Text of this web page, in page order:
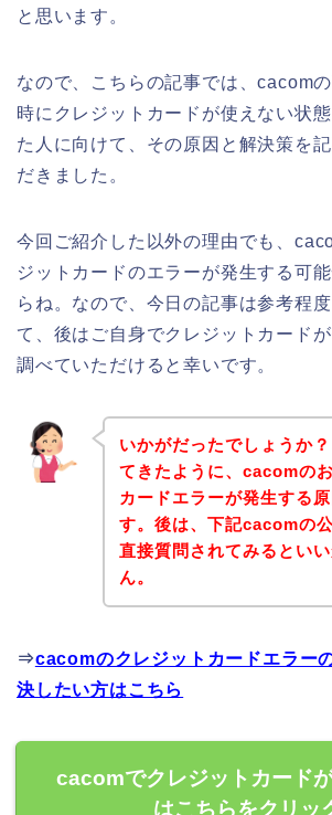
と思います。
なので、こちらの記事では、cacom
時にクレジットカードが使えない状
た人に向けて、その原因と解決策を
だきました。
今回ご紹介した以外の理由でも、
ジットカードのエラーが発生する可
らね。なので、今日の記事は参考程
て、後はご自身でクレジットカード
調べていただけると幸いです。
いかがだったでしょうか
てきたように、cacomの
カードエラーが発生する
す。後は、下記cacomの
直接質問されてみるとい
ん。
⇒cacomのクレジットカードエラー
決したい方はこちら
cacomでクレジットカード
はこちらをクリッ